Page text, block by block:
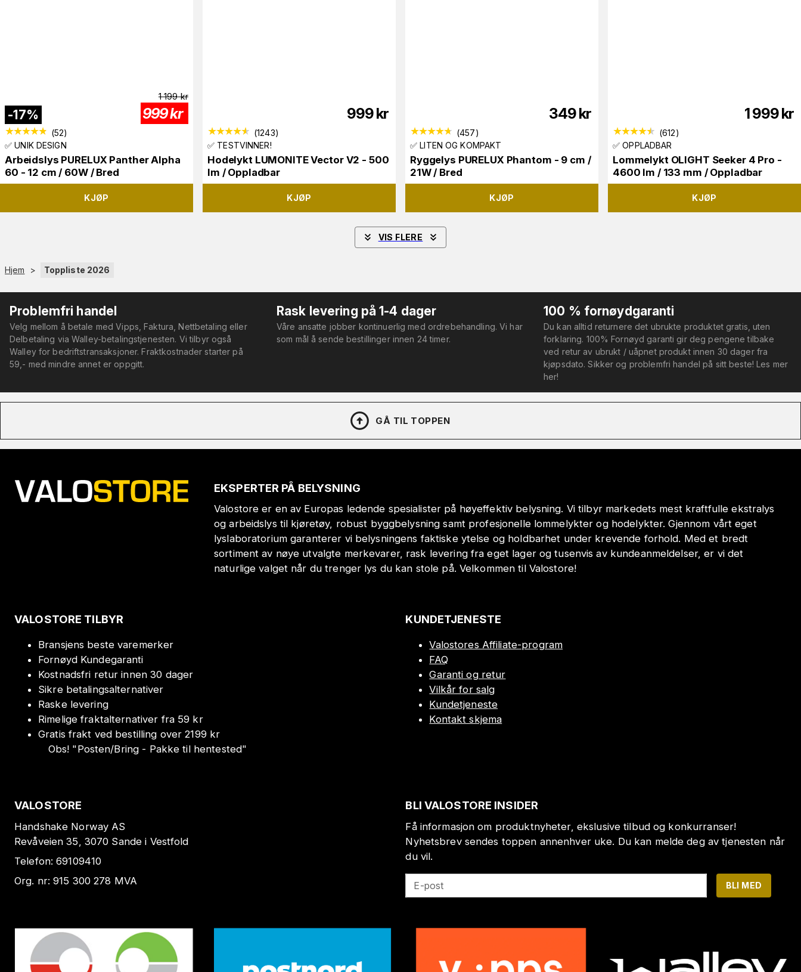
-17%
1 199 kr
999kr
(52)
✅ UNIK DESIGN
Arbeidslys PURELUX Panther Alpha
60 - 12 cm / 60W / Bred
KJØP
999kr
(1243)
✅ TESTVINNER!
Hodelykt LUMONITE Vector V2 - 500
lm / Oppladbar
KJØP
349kr
(457)
✅ LITEN OG KOMPAKT
Ryggelys PURELUX Phantom - 9 cm /
21W / Bred
KJØP
1 999kr
(612)
✅ OPPLADBAR
Lommelykt OLIGHT Seeker 4 Pro -
4600 lm / 133 mm / Oppladbar
KJØP
VIS FLERE
Hjem > Toppliste 2026
Problemfri handel
Velg mellom å betale med Vipps, Faktura, Nettbetaling eller
Delbetaling via Walley-betalingstjenesten. Vi tilbyr også
Walley for bedriftstransaksjoner. Fraktkostnader starter på
59,- med mindre annet er oppgitt.
Rask levering på 1-4 dager
Våre ansatte jobber kontinuerlig med ordrebehandling. Vi har
som mål å sende bestillinger innen 24 timer.
100 % fornøydgaranti
Du kan alltid returnere det ubrukte produktet gratis, uten
forklaring. 100% Fornøyd garanti gir deg pengene tilbake
ved retur av ubrukt / uåpnet produkt innen 30 dager fra
kjøpsdato. Sikker og problemfri handel på sitt beste! Les mer
her!
GÅ TIL TOPPEN
EKSPERTER PÅ BELYSNING
Valostore er en av Europas ledende spesialister på høyeffektiv belysning. Vi tilbyr markedets mest kraftfulle ekstralys
og arbeidslys til kjøretøy, robust byggbelysning samt profesjonelle lommelykter og hodelykter. Gjennom vårt eget
lyslaboratorium garanterer vi belysningens faktiske ytelse og holdbarhet under krevende forhold. Med et bredt
sortiment av nøye utvalgte merkevarer, rask levering fra eget lager og tusenvis av kundeanmeldelser, er vi det
naturlige valget når du trenger lys du kan stole på. Velkommen til Valostore!
VALOSTORE TILBYR
Bransjens beste varemerker
Fornøyd Kundegaranti
Kostnadsfri retur innen 30 dager
Sikre betalingsalternativer
Raske levering
Rimelige fraktalternativer fra 59 kr
Gratis frakt ved bestilling over 2199 kr
Obs! "Posten/Bring - Pakke til hentested"
KUNDETJENESTE
Valostores Affiliate-program
FAQ
Garanti og retur
Vilkår for salg
Kundetjeneste
Kontakt skjema
VALOSTORE
Handshake Norway AS
Revåveien 35, 3070 Sande i Vestfold
Telefon:69109410
Org. nr:915 300 278 MVA
BLI VALOSTORE INSIDER
Få informasjon om produktnyheter, ekslusive tilbud og konkurranser!
Nyhetsbrev sendes toppen annenhver uke. Du kan melde deg av tjenesten når
du vil.
E-post BLI MED